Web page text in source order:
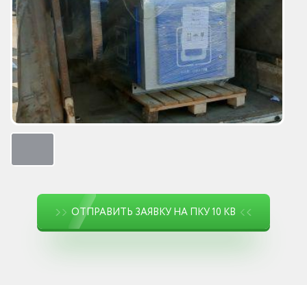
ОТПРАВИТЬ ЗАЯВКУ НА ПКУ 10 КВ